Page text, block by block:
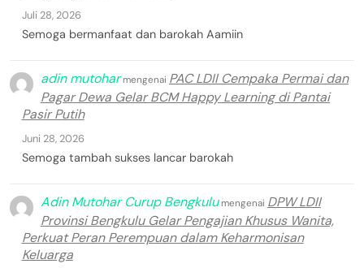
Juli 28, 2026
Semoga bermanfaat dan barokah Aamiin
adin mutoharmengenai PAC LDII Cempaka Permai dan
Pagar Dewa Gelar BCM Happy Learning di Pantai
Pasir Putih
Juni 28, 2026
Semoga tambah sukses lancar barokah
Adin Mutohar Curup Bengkulumengenai DPW LDII
Provinsi Bengkulu Gelar Pengajian Khusus Wanita,
Perkuat Peran Perempuan dalam Keharmonisan
Keluarga